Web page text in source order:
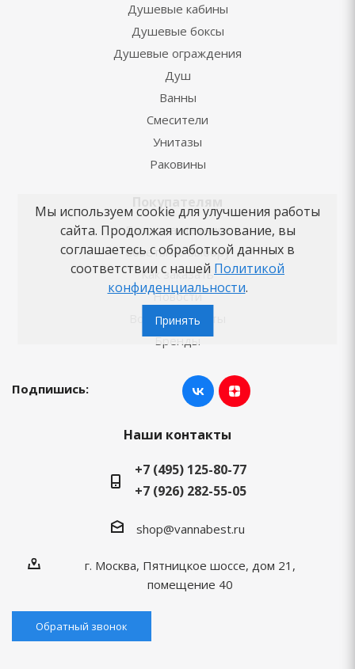
Душевые кабины
Душевые боксы
Душевые ограждения
Душ
Ванны
Смесители
Унитазы
Раковины
Блог о сантехнике
Советы по выбору
Как заказать
Новости
Вопросы-ответы
Бренды
Подпишись:
Наши контакты
+7 (495) 125-80-77
+7 (926) 282-55-05
shop@vannabest.ru
г. Москва, Пятницкое шоссе, дом 21,
помещение 40
Обратный звонок
Мы используем cookie для улучшения работы
сайта. Продолжая использование, вы
соглашаетесь с обработкой данных в
соответствии с нашей Политикой
конфиденциальности.
Принять